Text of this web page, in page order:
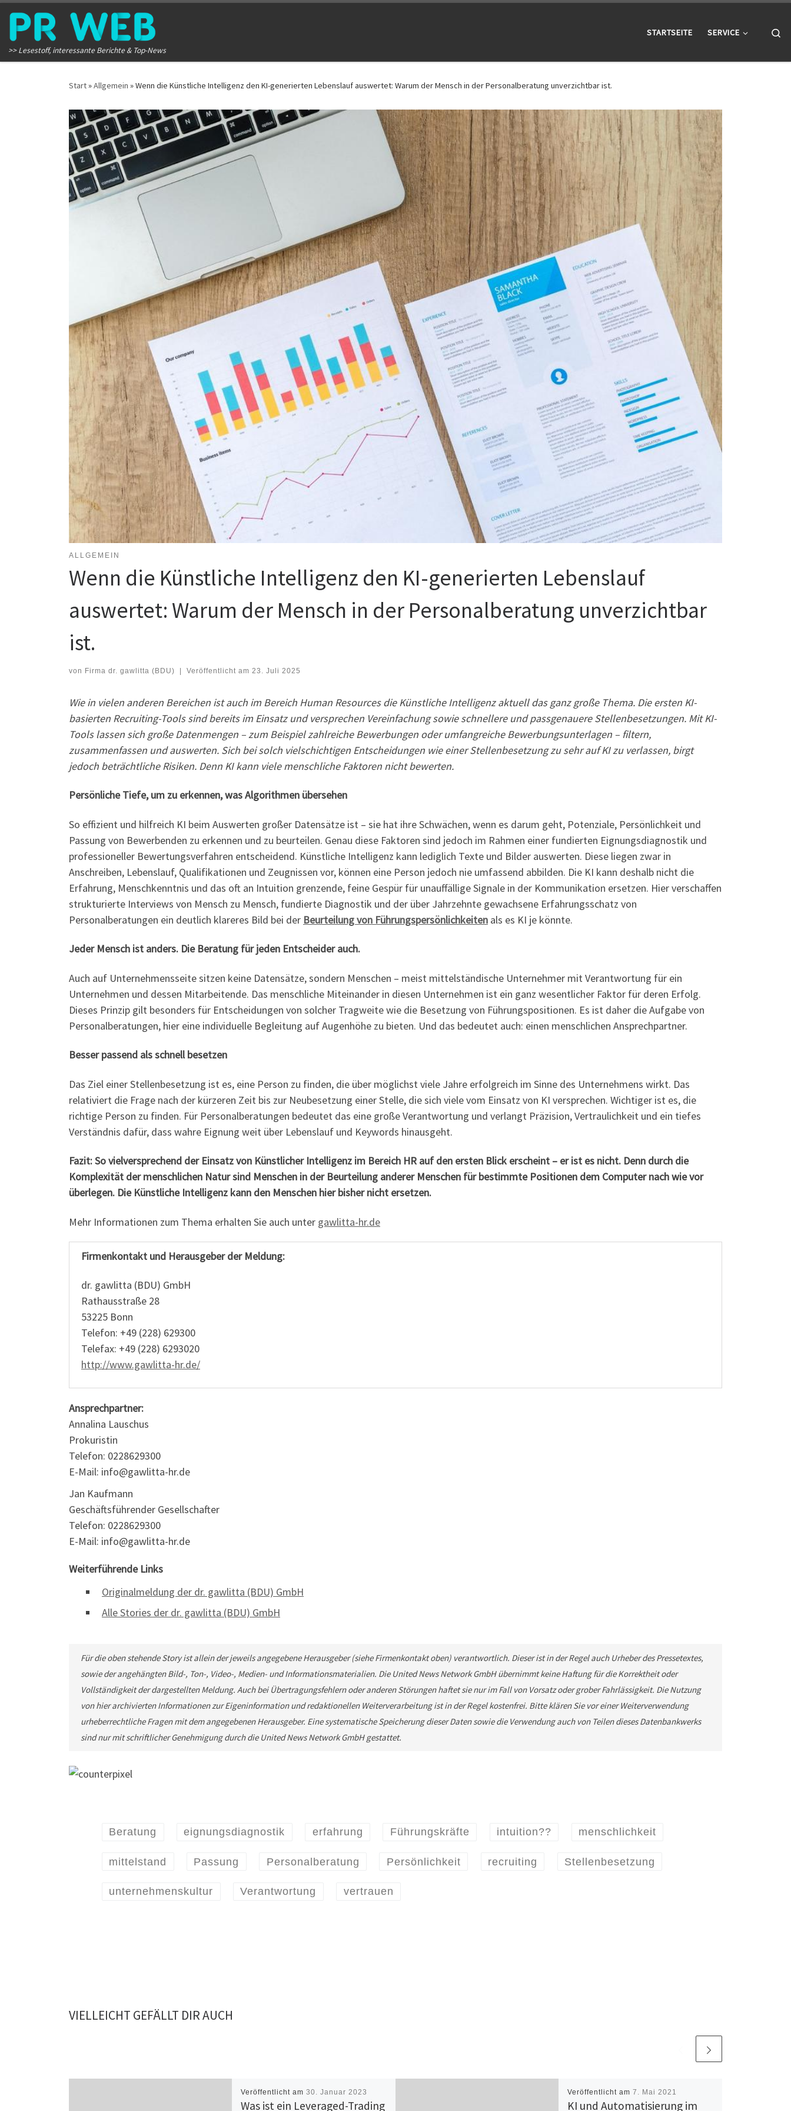
Zum Inhalt springen
>> Lesestoff, interessante Berichte & Top-News
STARTSEITE SERVICE
Start»Allgemein »Wenn die Künstliche Intelligenz den KI-generierten Lebenslauf auswertet: Warum der Mensch in der Personalberatung unverzichtbar ist.
ALLGEMEIN
Wenn die Künstliche Intelligenz den KI-generierten Lebenslauf
auswertet: Warum der Mensch in der Personalberatung unverzichtbar
ist.
von Firma dr. gawlitta (BDU) Veröffentlicht am 23. Juli 2025
Wie in vielen anderen Bereichen ist auch im Bereich Human Resources die Künstliche Intelligenz aktuell das ganz große Thema. Die ersten KI-
basierten Recruiting-Tools sind bereits im Einsatz und versprechen Vereinfachung sowie schnellere und passgenauere Stellenbesetzungen. Mit KI-
Tools lassen sich große Datenmengen – zum Beispiel zahlreiche Bewerbungen oder umfangreiche Bewerbungsunterlagen – filtern,
zusammenfassen und auswerten. Sich bei solch vielschichtigen Entscheidungen wie einer Stellenbesetzung zu sehr auf KI zu verlassen, birgt
jedoch beträchtliche Risiken. Denn KI kann viele menschliche Faktoren nicht bewerten.
Persönliche Tiefe, um zu erkennen, was Algorithmen übersehen
So effizient und hilfreich KI beim Auswerten großer Datensätze ist – sie hat ihre Schwächen, wenn es darum geht, Potenziale, Persönlichkeit und
Passung von Bewerbenden zu erkennen und zu beurteilen. Genau diese Faktoren sind jedoch im Rahmen einer fundierten Eignungsdiagnostik und
professioneller Bewertungsverfahren entscheidend. Künstliche Intelligenz kann lediglich Texte und Bilder auswerten. Diese liegen zwar in
Anschreiben, Lebenslauf, Qualifikationen und Zeugnissen vor, können eine Person jedoch nie umfassend abbilden. Die KI kann deshalb nicht die
Erfahrung, Menschkenntnis und das oft an Intuition grenzende, feine Gespür für unauffällige Signale in der Kommunikation ersetzen. Hier verschaffen
strukturierte Interviews von Mensch zu Mensch, fundierte Diagnostik und der über Jahrzehnte gewachsene Erfahrungsschatz von
Personalberatungen ein deutlich klareres Bild bei der Beurteilung von Führungspersönlichkeiten als es KI je könnte.
Jeder Mensch ist anders. Die Beratung für jeden Entscheider auch.
Auch auf Unternehmensseite sitzen keine Datensätze, sondern Menschen – meist mittelständische Unternehmer mit Verantwortung für ein
Unternehmen und dessen Mitarbeitende. Das menschliche Miteinander in diesen Unternehmen ist ein ganz wesentlicher Faktor für deren Erfolg.
Dieses Prinzip gilt besonders für Entscheidungen von solcher Tragweite wie die Besetzung von Führungspositionen. Es ist daher die Aufgabe von
Personalberatungen, hier eine individuelle Begleitung auf Augenhöhe zu bieten. Und das bedeutet auch: einen menschlichen Ansprechpartner.
Besser passend als schnell besetzen
Das Ziel einer Stellenbesetzung ist es, eine Person zu finden, die über möglichst viele Jahre erfolgreich im Sinne des Unternehmens wirkt. Das
relativiert die Frage nach der kürzeren Zeit bis zur Neubesetzung einer Stelle, die sich viele vom Einsatz von KI versprechen. Wichtiger ist es, die
richtige Person zu finden. Für Personalberatungen bedeutet das eine große Verantwortung und verlangt Präzision, Vertraulichkeit und ein tiefes
Verständnis dafür, dass wahre Eignung weit über Lebenslauf und Keywords hinausgeht.
Fazit: So vielversprechend der Einsatz von Künstlicher Intelligenz im Bereich HR auf den ersten Blick erscheint – er ist es nicht. Denn durch die
Komplexität der menschlichen Natur sind Menschen in der Beurteilung anderer Menschen für bestimmte Positionen dem Computer nach wie vor
überlegen. Die Künstliche Intelligenz kann den Menschen hier bisher nicht ersetzen.
Mehr Informationen zum Thema erhalten Sie auch unter gawlitta-hr.de
Firmenkontakt und Herausgeber der Meldung:
dr. gawlitta (BDU) GmbH
Rathausstraße 28
53225 Bonn
Telefon: +49 (228) 629300
Telefax: +49 (228) 6293020
http://www.gawlitta-hr.de/
Ansprechpartner:
Annalina Lauschus
Prokuristin
Telefon: 0228629300
E-Mail: info@gawlitta-hr.de
Jan Kaufmann
Geschäftsführender Gesellschafter
Telefon: 0228629300
E-Mail: info@gawlitta-hr.de
Weiterführende Links
Originalmeldung der dr. gawlitta (BDU) GmbH
Alle Stories der dr. gawlitta (BDU) GmbH
Für die oben stehende Story ist allein der jeweils angegebene Herausgeber (siehe Firmenkontakt oben) verantwortlich. Dieser ist in der Regel auch Urheber des Pressetextes,
sowie der angehängten Bild-, Ton-, Video-, Medien- und Informationsmaterialien. Die United News Network GmbH übernimmt keine Haftung für die Korrektheit oder
Vollständigkeit der dargestellten Meldung. Auch bei Übertragungsfehlern oder anderen Störungen haftet sie nur im Fall von Vorsatz oder grober Fahrlässigkeit. Die Nutzung
von hier archivierten Informationen zur Eigeninformation und redaktionellen Weiterverarbeitung ist in der Regel kostenfrei. Bitte klären Sie vor einer Weiterverwendung
urheberrechtliche Fragen mit dem angegebenen Herausgeber. Eine systematische Speicherung dieser Daten sowie die Verwendung auch von Teilen dieses Datenbankwerks
sind nur mit schriftlicher Genehmigung durch die United News Network GmbH gestattet.
Beratung eignungsdiagnostik erfahrung Führungskräfte intuition?? menschlichkeit
mittelstand Passung Personalberatung Persönlichkeit recruiting Stellenbesetzung
unternehmenskultur Verantwortung vertrauen
VIELLEICHT GEFÄLLT DIR AUCH
Veröffentlicht am 30. Januar 2023
Was ist ein Leveraged-Trading
Veröffentlicht am 7. Mai 2021
KI und Automatisierung im